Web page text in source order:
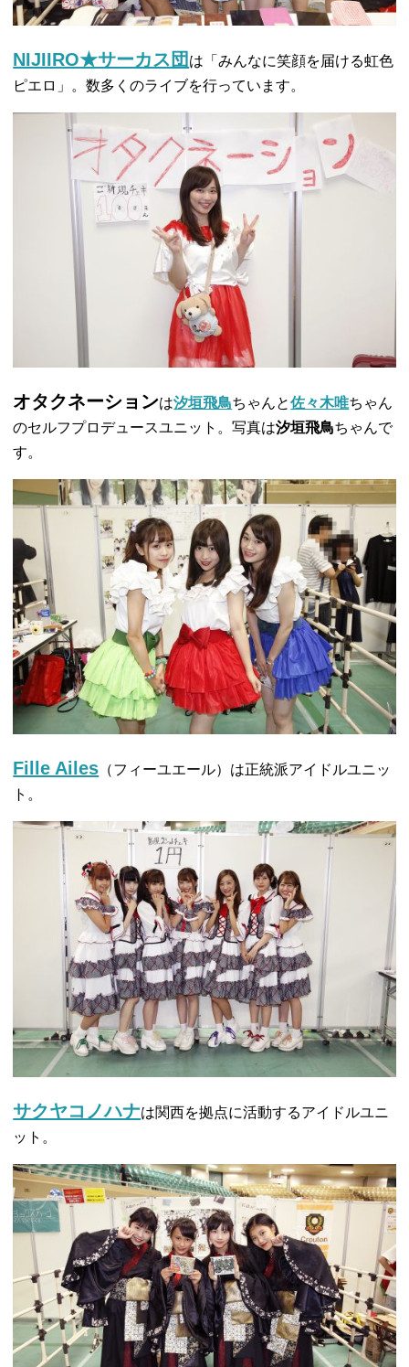
NIJIIRO★サーカス団 は「みんなに笑顔を届ける虹色
ピエロ」。数多くのライブを行っています。
オタクネーションは汐垣飛鳥ちゃんと佐々木唯ちゃん
のセルフプロデュースユニット。写真は汐垣飛鳥ちゃんで
す。
Fille Ailes （フィーユエール）は正統派アイドルユニッ
ト。
サクヤコノハナは関西を拠点に活動するアイドルユニ
ット。